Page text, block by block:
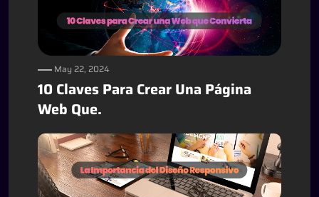
May 22, 2024
10 Claves Para Crear Una Página
Web Que.